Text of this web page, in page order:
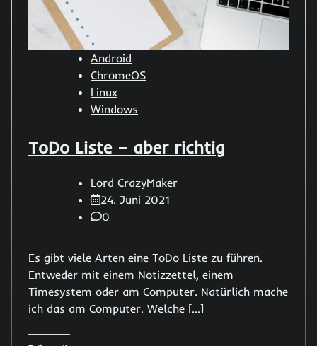
Android
ChromeOS
Linux
Windows
ToDo Liste – aber richtig
Lord CrazyMaker
24. Juni 2021
0
Es gibt viele Arten eine ToDo Liste zu führen.
Entweder mit einem Notizzettel, einem
Timesystem oder am Computer. Natürlich mache
ich das am Computer. Welche […]